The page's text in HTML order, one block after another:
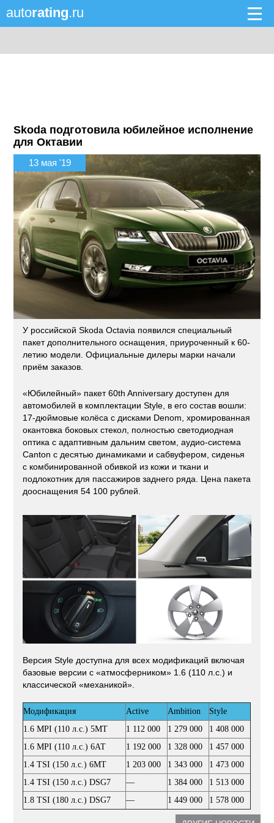
autorating.ru
Skoda подготовила юбилейное исполнение
для Октавии
13 мая '19
У российской Skoda Octavia появился специальный
пакет дополнительного оснащения, приуроченный к 60-
летию модели. Официальные дилеры марки начали
приём заказов.
«Юбилейный» пакет 60th Anniversary доступен для
автомобилей в комплектации Style, в его состав вошли:
17-дюймовые колёса с дисками Denom, хромированная
окантовка боковых стекол, полностью светодиодная
оптика с адаптивным дальним светом, аудио-система
Canton c десятью динамиками и сабвуфером, сиденья
с комбинированной обивкой из кожи и ткани и
подлокотник для пассажиров заднего ряда. Цена пакета
дооснащения 54 100 рублей.
Версия Style доступна для всех модификаций включая
базовые версии с «атмосферником» 1.6 (110 л.с.) и
классической «механикой».
Модификация Active Ambition
Style
1.6 MPI (110 л.с.) 5МТ
1 112 000 1 279 000
1 408 000
1.6 MPI (110 л.с.) 6АТ
1 192 000 1 328 000
1 457 000
1.4 TSI (150 л.с.) 6МТ
1 203 000 1 343 000
1 473 000
1.4 TSI (150 л.с.) DSG7
— 1 384 000
1 513 000
1.8 TSI (180 л.с.) DSG7
— 1 449 000 1 578 000